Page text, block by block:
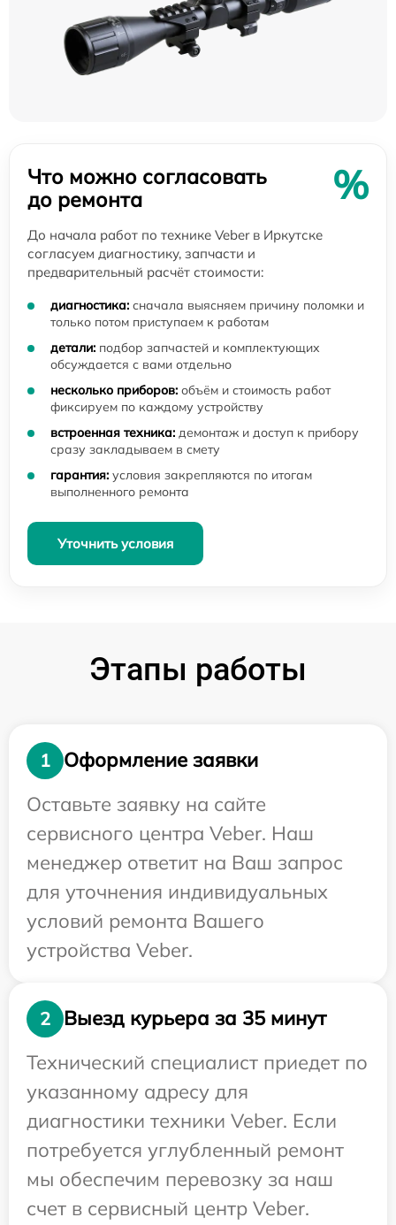
Что можно согласовать
до ремонта
%
До начала работ по технике Veber в Иркутске
согласуем диагностику, запчасти и
предварительный расчёт стоимости:
диагностика: сначала выясняем причину поломки и
только потом приступаем к работам
детали: подбор запчастей и комплектующих
обсуждается с вами отдельно
несколько приборов: объём и стоимость работ
фиксируем по каждому устройству
встроенная техника: демонтаж и доступ к прибору
сразу закладываем в смету
гарантия: условия закрепляются по итогам
выполненного ремонта
Уточнить условия
Этапы работы
1
Оформление заявки
Оставьте заявку на сайте
сервисного центра Veber. Наш
менеджер ответит на Ваш запрос
для уточнения индивидуальных
условий ремонта Вашего
устройства Veber.
2
Выезд курьера за 35 минут
Технический специалист приедет по
указанному адресу для
диагностики техники Veber. Если
потребуется углубленный ремонт
мы обеспечим перевозку за наш
счет в сервисный центр Veber.